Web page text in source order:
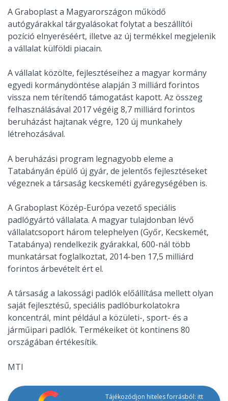
A Graboplast a Magyarországon működő
autógyárakkal tárgyalásokat folytat a beszállítói
pozíció elnyeréséért, illetve az új termékkel megjelenik
a vállalat külföldi piacain.
A vállalat közölte, fejlesztéseihez a magyar kormány
egyedi kormánydöntése alapján 3 milliárd forintos
vissza nem térítendő támogatást kapott. Az összeg
felhasználásával 2017 végéig 8,7 milliárd forintos
beruházást hajtanak végre, 120 új munkahely
létrehozásával.
A beruházási program legnagyobb eleme a
Tatabányán épülő új gyár, de jelentős fejlesztéseket
végeznek a társaság kecskeméti gyáregységében is.
A Graboplast Közép-Európa vezető speciális
padlógyártó vállalata. A magyar tulajdonban lévő
vállalatcsoport három telephelyen (Győr, Kecskemét,
Tatabánya) rendelkezik gyárakkal, 600-nál több
munkatársat foglalkoztat, 2014-ben 17,5 milliárd
forintos árbevételt ért el.
A társaság a lakossági padlók előállítása mellett olyan
saját fejlesztésű, speciális padlóburkolatokra
koncentrál, mint például a közületi-, sport- és a
járműipari padlók. Termékeiket öt kontinens 80
országában értékesítik.
MTI
Tájékozódjon hiteles forrásból: itt